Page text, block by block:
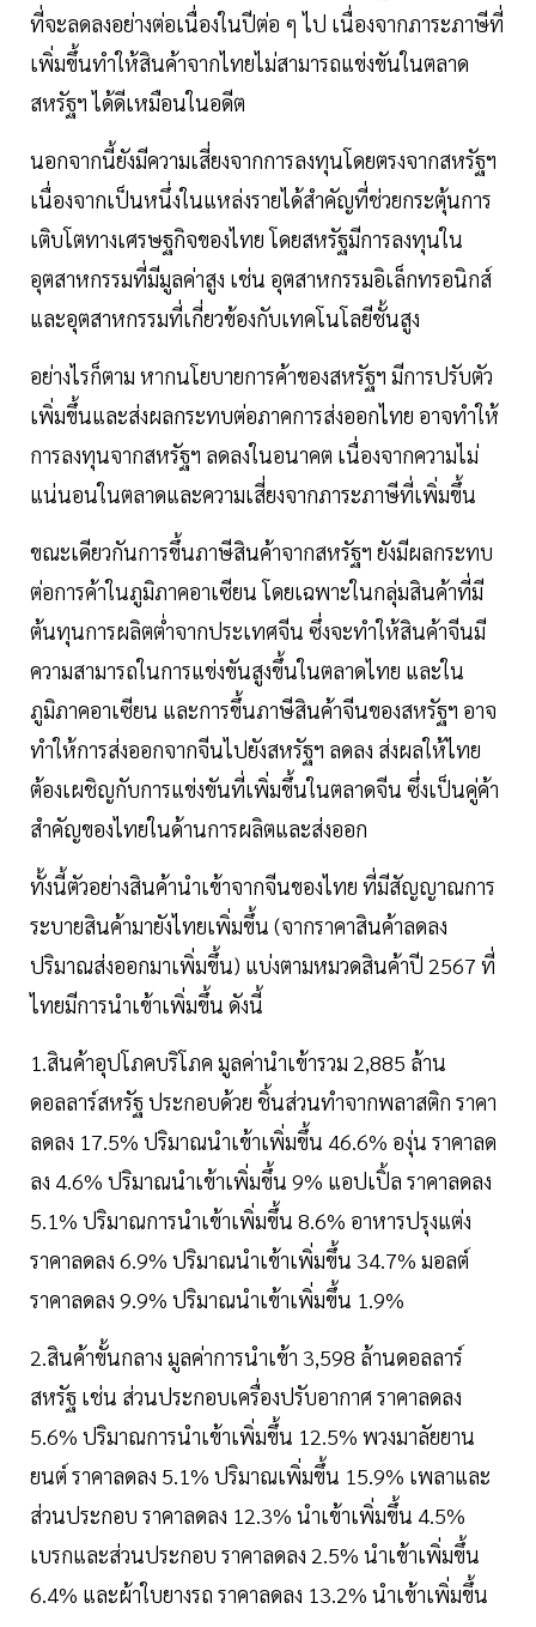
ที่จะลดลงอย่างต่อเนื่องในปีต่อ ๆ ไป เนื่องจากภาระภาษีที่
เพิ่มขึ้นทำให้สินค้าจากไทยไม่สามารถแข่งขันในตลาด
สหรัฐฯ ได้ดีเหมือนในอดีต
นอกจากนี้ยังมีความเสี่ยงจากการลงทุนโดยตรงจากสหรัฐฯ
เนื่องจากเป็นหนึ่งในแหล่งรายได้สำคัญที่ช่วยกระตุ้นการ
เติบโตทางเศรษฐกิจของไทย โดยสหรัฐมีการลงทุนใน
อุตสาหกรรมที่มีมูลค่าสูง เช่น อุตสาหกรรมอิเล็กทรอนิกส์
และอุตสาหกรรมที่เกี่ยวข้องกับเทคโนโลยีชั้นสูง
อย่างไรก็ตาม หากนโยบายการค้าของสหรัฐฯ มีการปรับตัว
เพิ่มขึ้นและส่งผลกระทบต่อภาคการส่งออกไทย อาจทำให้
การลงทุนจากสหรัฐฯ ลดลงในอนาคต เนื่องจากความไม่
แน่นอนในตลาดและความเสี่ยงจากภาระภาษีที่เพิ่มขึ้น
ขณะเดียวกันการขึ้นภาษีสินค้าจากสหรัฐฯ ยังมีผลกระทบ
ต่อการค้าในภูมิภาคอาเซียน โดยเฉพาะในกลุ่มสินค้าที่มี
ต้นทุนการผลิตต่ำจากประเทศจีน ซึ่งจะทำให้สินค้าจีนมี
ความสามารถในการแข่งขันสูงขึ้นในตลาดไทย และใน
ภูมิภาคอาเซียน และการขึ้นภาษีสินค้าจีนของสหรัฐฯ อาจ
ทำให้การส่งออกจากจีนไปยังสหรัฐฯ ลดลง ส่งผลให้ไทย
ต้องเผชิญกับการแข่งขันที่เพิ่มขึ้นในตลาดจีน ซึ่งเป็นคู่ค้า
สำคัญของไทยในด้านการผลิตและส่งออก
ทั้งนี้ตัวอย่างสินค้านำเข้าจากจีนของไทย ที่มีสัญญาณการ
ระบายสินค้ามายังไทยเพิ่มขึ้น (จากราคาสินค้าลดลง
ปริมาณส่งออกมาเพิ่มขึ้น) แบ่งตามหมวดสินค้าปี 2567 ที่
ไทยมีการนำเข้าเพิ่มขึ้น ดังนี้
1.สินค้าอุปโภคบริโภค มูลค่านำเข้ารวม 2,885 ล้าน
ดอลลาร์สหรัฐ ประกอบด้วย ชิ้นส่วนทำจากพลาสติก ราคา
ลดลง 17.5% ปริมาณนำเข้าเพิ่มขึ้น 46.6% องุ่น ราคาลด
ลง 4.6% ปริมาณนำเข้าเพิ่มขึ้น 9% แอปเปิ้ล ราคาลดลง
5.1% ปริมาณการนำเข้าเพิ่มขึ้น 8.6% อาหารปรุงแต่ง
ราคาลดลง 6.9% ปริมาณนำเข้าเพิ่มขึ้น 34.7% มอลต์
ราคาลดลง 9.9% ปริมาณนำเข้าเพิ่มขึ้น 1.9%
2.สินค้าขั้นกลาง มูลค่าการนำเข้า 3,598 ล้านดอลลาร์
สหรัฐ เช่น ส่วนประกอบเครื่องปรับอากาศ ราคาลดลง
5.6% ปริมาณการนำเข้าเพิ่มขึ้น 12.5% พวงมาลัยยาน
ยนต์ ราคาลดลง 5.1% ปริมาณเพิ่มขึ้น 15.9% เพลาและ
ส่วนประกอบ ราคาลดลง 12.3% นำเข้าเพิ่มขึ้น 4.5%
เบรกและส่วนประกอบ ราคาลดลง 2.5% นำเข้าเพิ่มขึ้น
6.4% และผ้าใบยางรถ ราคาลดลง 13.2% นำเข้าเพิ่มขึ้น